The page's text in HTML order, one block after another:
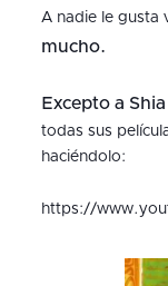
A nadie le gusta
mucho.
Excepto a
todas sus
haciéndolo:
https://